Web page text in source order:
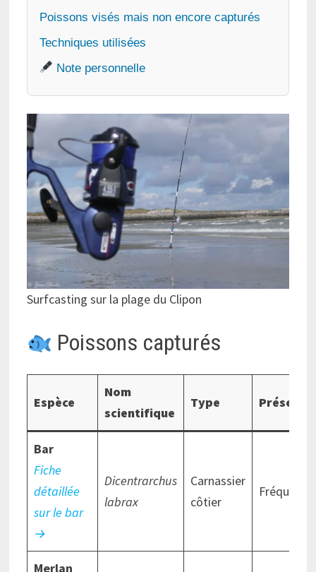
Poissons visés mais non encore capturés
Techniques utilisées
Note personnelle
Surfcasting sur la plage du Clipon
Poissons capturés
Espèce
Nom
scientifique
Type Présence
Bar
Fiche
détaillée
sur le bar
→
Dicentrarchus
labrax
Carnassier
côtier
Fréquent
Merlan